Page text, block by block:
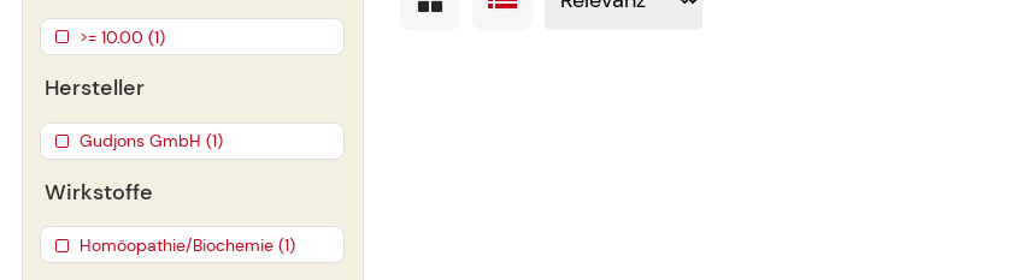
>= 10.00 (1)
Hersteller
Gudjons GmbH (1)
Wirkstoffe
Homöopathie/Biochemie (1)